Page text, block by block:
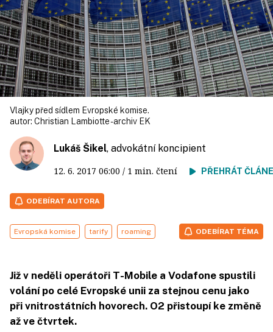
Vlajky před sídlem Evropské komise.
autor: Christian Lambiotte - archiv EK
Lukáš Šikel, advokátní koncipient
12. 6. 2017 06:00 / 1 min. čtení PŘEHRÁT
ODEBÍRAT AUTORA
Evropská komise tarify roaming ODEBÍRAT TÉMA
Již v neděli operátoři T-Mobile a Vodafone spustili
volání po celé Evropské unii za stejnou cenu jako
při vnitrostátních hovorech. O2 přistoupí ke změně
až ve čtvrtek.